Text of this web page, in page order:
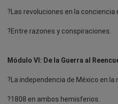
?Las revoluciones en la conciencia
?Entre razones y conspiraciones.
Módulo VI: De la Guerra al
?La independencia de México en la
?1808 en ambos hemisferios.